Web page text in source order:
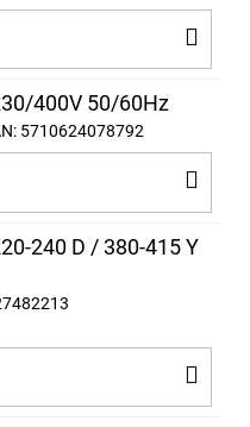
400V 50/60Hz
5710624078792
240 D / 380-415 Y